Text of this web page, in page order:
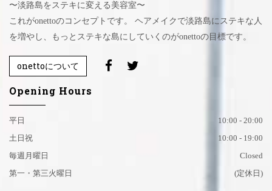
〜淡路島をステキに変える美容室〜
これがonettoのコンセプトです。 ヘアメイクで淡路島にステキな人
を増やし、もっとステキな島にしていくのがonettoの目標です。
onettoについて
Opening Hours
平日
10:00 - 20:00
土日祝
10:00 - 19:00
毎週月曜日
Closed
第一・第三火曜日
(定休日)